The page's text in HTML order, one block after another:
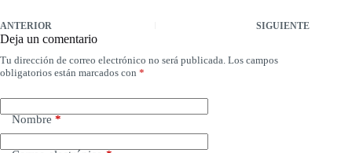
ANTERIOR SIGUIENTE
Deja un comentario
Tu dirección de correo electrónico no será publicada. Los campos
obligatorios están marcados con *
Nombre *